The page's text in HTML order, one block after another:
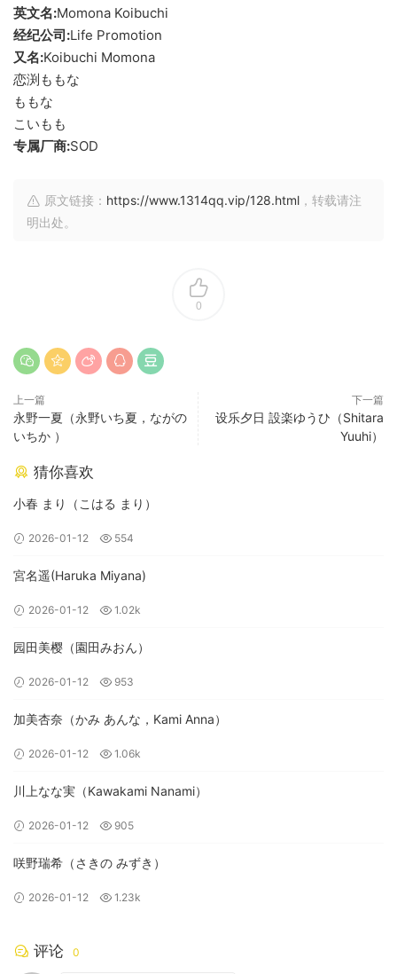
英文名:Momona Koibuchi
经纪公司:Life Promotion
又名:Koibuchi Momona
恋渕ももな
ももな
こいもも
专属厂商:SOD
原文链接： https://www.1314qq.vip/128.html ，转载请注
明出处。
0
上一篇
永野一夏（永野いち夏，ながの
いちか ）
下一篇
设乐夕日 設楽ゆうひ（Shitara
Yuuhi）
猜你喜欢
小春 まり（こはる まり）
2026-01-12 554
宮名遥(Haruka Miyana)
2026-01-12 1.02k
园田美樱（園田みおん）
2026-01-12 953
加美杏奈（かみ あんな，Kami Anna）
2026-01-12 1.06k
川上なな実（Kawakami Nanami）
2026-01-12 905
咲野瑞希（さきの みずき）
2026-01-12 1.23k
评论 0